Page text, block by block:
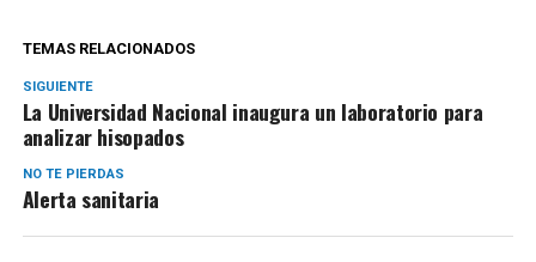
TEMAS RELACIONADOS
SIGUIENTE
La Universidad Nacional inaugura un laboratorio para
analizar hisopados
NO TE PIERDAS
Alerta sanitaria